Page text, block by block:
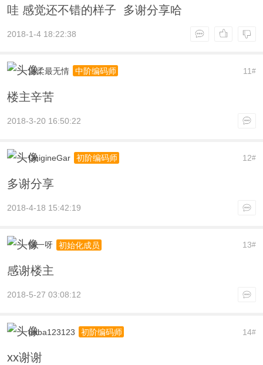
哇 感觉还不错的样子 多谢分享哈
2018-1-4 18:22:38
11#
温柔最无情 中阶编码师
楼主辛苦
2018-3-20 16:50:22
12#
UnigineGar 初阶编码师
多谢分享
2018-4-18 15:42:19
13#
韧一呀 初始化成员
感谢楼主
2018-5-27 03:08:12
14#
daba123123 初阶编码师
xx谢谢